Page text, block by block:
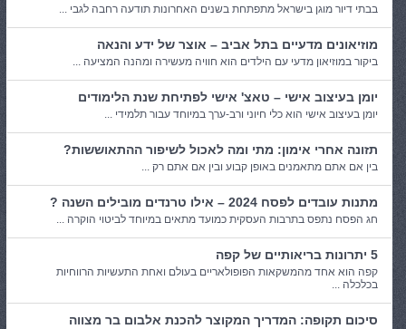
בבתי דיור מוגן בישראל מתפתחת בשנים האחרונות תודעה רחבה לגבי ...
מוזיאונים מדעיים בתל אביב – אוצר של ידע והנאה
ביקור במוזיאון מדעי עם הילדים הוא חוויה מעשירה ומהנה המציעה ...
יומן בעיצוב אישי – טאצ' אישי לפתיחת שנת הלימודים
יומן בעיצוב אישי הוא כלי חיוני ורב-ערך במיוחד עבור תלמידי ...
תזונה אחרי אימון: מתי ומה לאכול לשיפור ההתאוששות?
בין אם אתם מתאמנים באופן קבוע ובין אם אתם רק ...
מתנות עובדים לפסח 2024 – אילו טרנדים מובילים השנה ?
חג הפסח נתפס בתרבות העסקית כמועד מתאים במיוחד לביטוי הוקרה ...
5 יתרונות בריאותיים של קפה
קפה הוא אחד מהמשקאות הפופולאריים בעולם ואחת התעשיות הרווחיות
בכלכלה ...
סיכום תקופה: המדריך המקוצר להכנת אלבום בר מצווה